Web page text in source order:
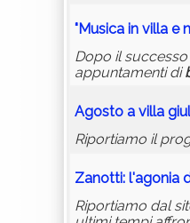
"Musica in villa e
Dopo il
appuntamenti di
Agosto a villa
Riportiamo il
Zanotti: l'agonia
Riportiamo dal